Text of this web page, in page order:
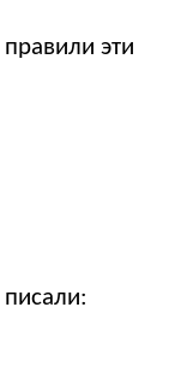
эти
писали: